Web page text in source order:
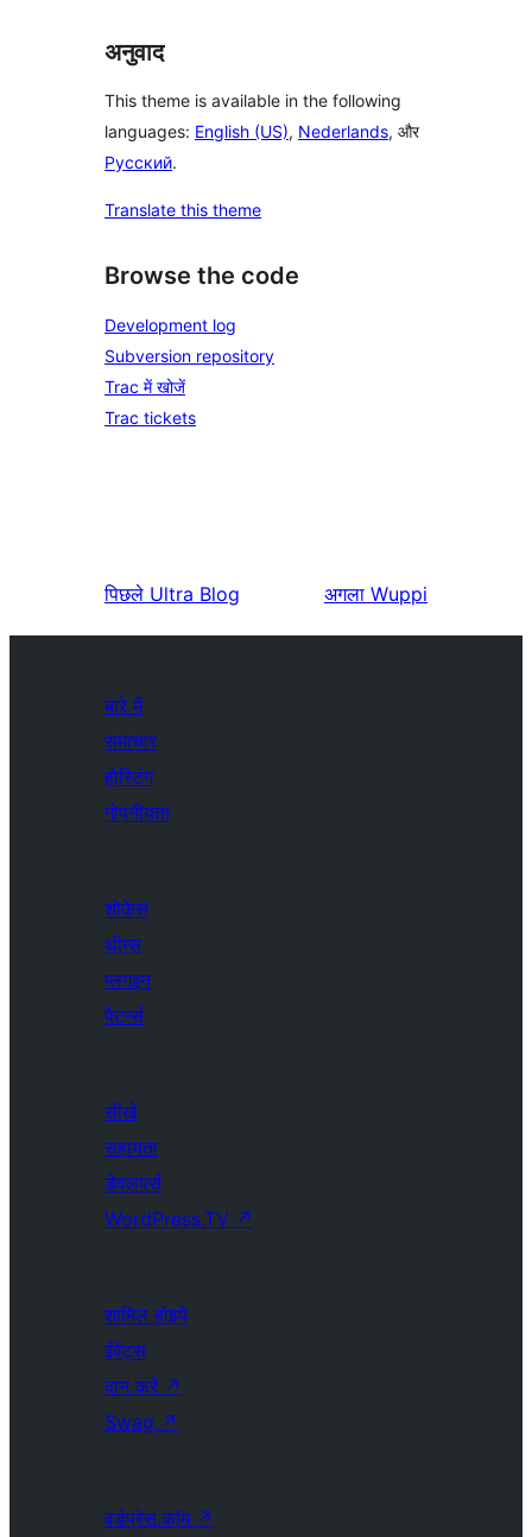
अनुवाद
This theme is available in the following
languages: English (US), Nederlands, और
Русский.
Translate this theme
Browse the code
Development log
Subversion repository
Trac में खोजें
Trac tickets
पिछले Ultra Blog अगला Wuppi
बारे में
समाचार
होस्टिंग
गोपनीयता
शोकेस
थीम्स
प्लगइन
पैटर्न्स
सीखे
सहायता
डेवलपर्स
WordPress.TV ↗
शामिल होइये
ईवेंट्स
दान करें ↗
Swag ↗
वर्डप्रेस.कॉम ↗